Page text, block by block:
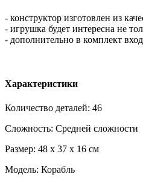
- конструктор изготовлен из
- игрушка будет интересна не
- дополнительно в комплект
Характеристики
Количество деталей: 46
Сложность: Средней сложности
Размер: 48 x 37 x 16 см
Модель: Корабль